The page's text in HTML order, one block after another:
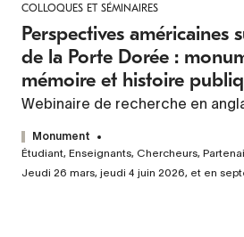
COLLOQUES ET SÉMINAIRES
Perspectives américaines
de la Porte Dorée :
mémoire et histoire
Webinaire de recherche en
Monument
Étudiant, Enseignants, Chercheurs,
Jeudi 26 mars, jeudi 4 juin 2026, et en